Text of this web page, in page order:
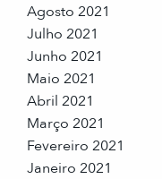
Agosto 2021
Julho 2021
Junho 2021
Maio 2021
Abril 2021
Março 2021
Fevereiro 2021
Janeiro 2021